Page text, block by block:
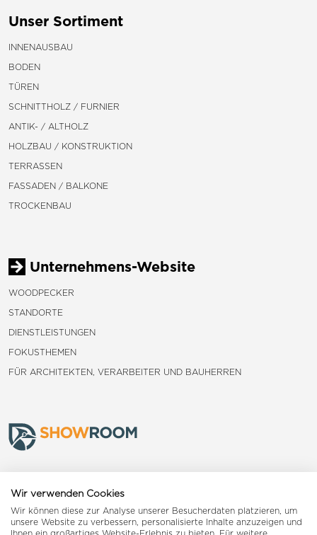
Unser Sortiment
INNENAUSBAU
BODEN
TÜREN
SCHNITTHOLZ / FURNIER
ANTIK- / ALTHOLZ
HOLZBAU / KONSTRUKTION
TERRASSEN
FASSADEN / BALKONE
TROCKENBAU
Unternehmens-Website
WOODPECKER
STANDORTE
DIENSTLEISTUNGEN
FOKUSTHEMEN
FÜR ARCHITEKTEN, VERARBEITER UND BAUHERREN
Landquart
Wir verwenden Cookies
Wir können diese zur Analyse unserer Besucherdaten platzieren, um
unsere Website zu verbessern, personalisierte Inhalte anzuzeigen und